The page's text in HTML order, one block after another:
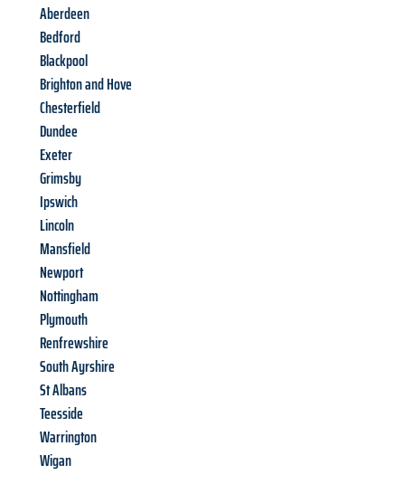
Aberdeen
Bedford
Blackpool
Brighton and Hove
Chesterfield
Dundee
Exeter
Grimsby
Ipswich
Lincoln
Mansfield
Newport
Nottingham
Plymouth
Renfrewshire
South Ayrshire
St Albans
Teesside
Warrington
Wigan